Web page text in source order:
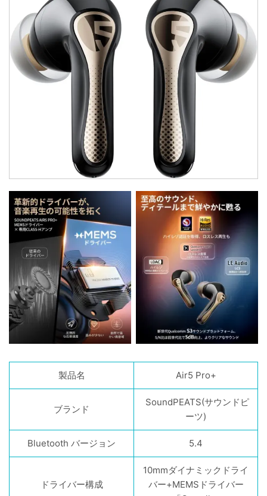
製品名 Air5 Pro+
ブランド
SoundPEATS(サウンドピ
ーツ)
Bluetooth バージョン 5.4
ドライバー構成
10mmダイナミックドライ
バー+MEMSドライバー